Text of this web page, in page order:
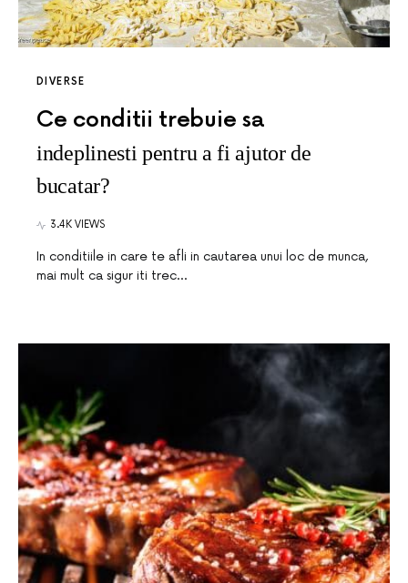
DIVERSE
Ce conditii trebuie sa
indeplinesti pentru a fi ajutor de
bucatar?
3.4K VIEWS
In conditiile in care te afli in cautarea unui loc de munca,
mai mult ca sigur iti trec…